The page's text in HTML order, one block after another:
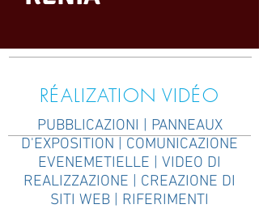
RÉALIZATION VIDÉO
PUBBLICAZIONI | PANNEAUX
D'EXPOSITION | COMUNICAZIONE
EVENEMETIELLE | VIDEO DI
REALIZZAZIONE | CREAZIONE DI
SITI WEB | RIFERIMENTI